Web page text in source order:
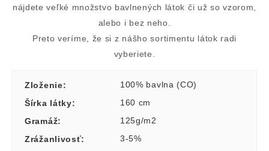
nájdete veľké množstvo bavlnených látok či už so vzorom,
alebo i bez neho.
Preto veríme, že si z nášho sortimentu látok radi
vyberiete.
Zloženie:
100% bavlna (CO)
Šírka látky:
160 cm
Gramáž:
125g/m2
Zrážanlivosť:
3-5%